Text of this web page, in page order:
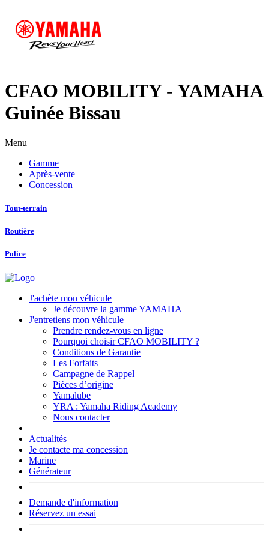
CFAO MOBILITY - YAMAHA
Guinée Bissau
Menu
Gamme
Après-vente
Concession
Tout-terrain
Routière
Police
J'achète mon véhicule
Je découvre la gamme YAMAHA
J'entretiens mon véhicule
Prendre rendez-vous en ligne
Pourquoi choisir CFAO MOBILITY ?
Conditions de Garantie
Les Forfaits
Campagne de Rappel
Pièces d’origine
Yamalube
YRA : Yamaha Riding Academy
Nous contacter
Actualités
Je contacte ma concession
Marine
Générateur
Demande d'information
Réservez un essai